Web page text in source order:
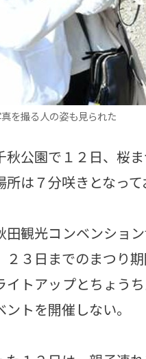
を撮る人の姿も見られた
公園で１２日、桜
所は７分咲きとなっ
観光コンベンショ
２３日までのまつり
イトアップとちょう
トを開催しない。